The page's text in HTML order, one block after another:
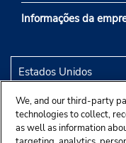
Informações da
We, and our third-party
technologies to collect,
as well as information